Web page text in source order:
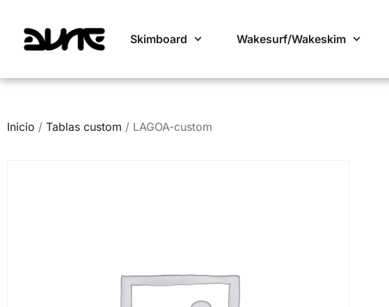
Skimboard Wakesurf/Wakeskim
Inicio / Tablas custom / LAGOA-custom